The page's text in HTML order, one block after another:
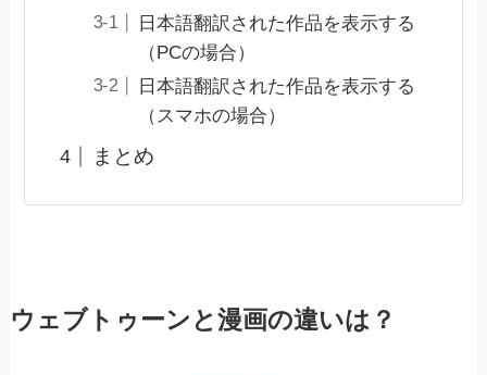
日本語翻訳された作品を表示する
（PCの場合）
日本語翻訳された作品を表示する
（スマホの場合）
まとめ
ウェブトゥーンと漫画の違いは？